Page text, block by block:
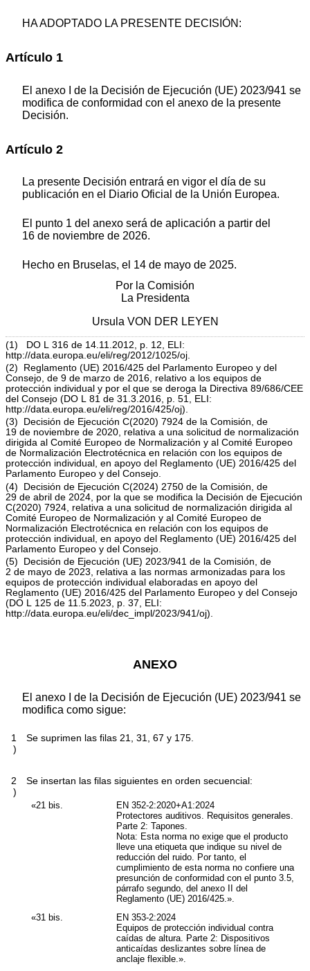
HA ADOPTADO LA PRESENTE DECISIÓN:
Artículo 1
El anexo I de la Decisión de Ejecución (UE) 2023/941 se
modifica de conformidad con el anexo de la presente
Decisión.
Artículo 2
La presente Decisión entrará en vigor el día de su
publicación en el Diario Oficial de la Unión Europea.
El punto 1 del anexo será de aplicación a partir del
16 de noviembre de 2026.
Hecho en Bruselas, el 14 de mayo de 2025.
Por la Comisión
La Presidenta
Ursula VON DER LEYEN
(1 ) DO L 316 de 14.11.2012, p. 12 , ELI:
http://data.europa.eu/eli/reg/2012/1025/oj
(2) Reglamento (UE) 2016/425 del Parlamento Europeo y del
Consejo, de 9 de marzo de 2016, relativo a los equipos de
protección individual y por el que se deroga la Directiva 89/686/CEE
del Consejo (DO L 81 de 31.3.2016, p. 51
, ELI:
http://data.europa.eu/eli/reg/2016/425/oj).
(3) Decisión de Ejecución C(2020) 7924 de la Comisión, de
19 de noviembre de 2020, relativa a una solicitud de normalización
dirigida al Comité Europeo de Normalización y al Comité Europeo
de Normalización Electrotécnica en relación con los equipos de
protección individual, en apoyo del Reglamento (UE) 2016/425 del
Parlamento Europeo y del Consejo.
(4) Decisión de Ejecución C(2024) 2750 de la Comisión, de
29 de abril de 2024, por la que se modifica la Decisión de Ejecución
C(2020) 7924, relativa a una solicitud de normalización dirigida al
Comité Europeo de Normalización y al Comité Europeo de
Normalización Electrotécnica en relación con los equipos de
protección individual, en apoyo del Reglamento (UE) 2016/425 del
Parlamento Europeo y del Consejo.
(5) Decisión de Ejecución (UE) 2023/941 de la Comisión, de
2 de mayo de 2023, relativa a las normas armonizadas para los
equipos de protección individual elaboradas en apoyo del
Reglamento (UE) 2016/425 del Parlamento Europeo y del Consejo
(DO L 125 de 11.5.2023, p. 37, ELI:
http://data.europa.eu/eli/dec_impl/2023/941/oj).
ANEXO
El anexo I de la Decisión de Ejecución (UE) 2023/941 se
modifica como sigue:
1
)
Se suprimen las filas 21, 31, 67 y 175.
2
)
Se insertan las filas siguientes en orden secuencial:
«21 bis.
EN 352-2:2020+A1:2024
Protectores auditivos. Requisitos generales.
Parte 2: Tapones.
Nota: Esta norma no exige que el producto
lleve una etiqueta que indique su nivel de
reducción del ruido. Por tanto, el
cumplimiento de esta norma no confiere una
presunción de conformidad con el punto 3.5,
párrafo segundo, del anexo II del
Reglamento (UE) 2016/425.».
«31 bis.
EN 353-2:2024
Equipos de protección individual contra
caídas de altura. Parte 2: Dispositivos
anticaídas deslizantes sobre línea de
anclaje flexible.».